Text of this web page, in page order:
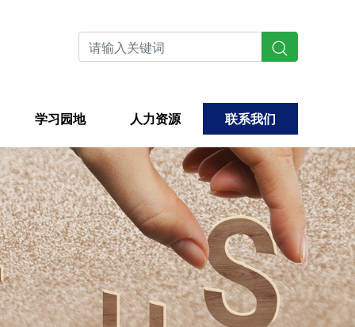
学习园地 人力资源 联系我们